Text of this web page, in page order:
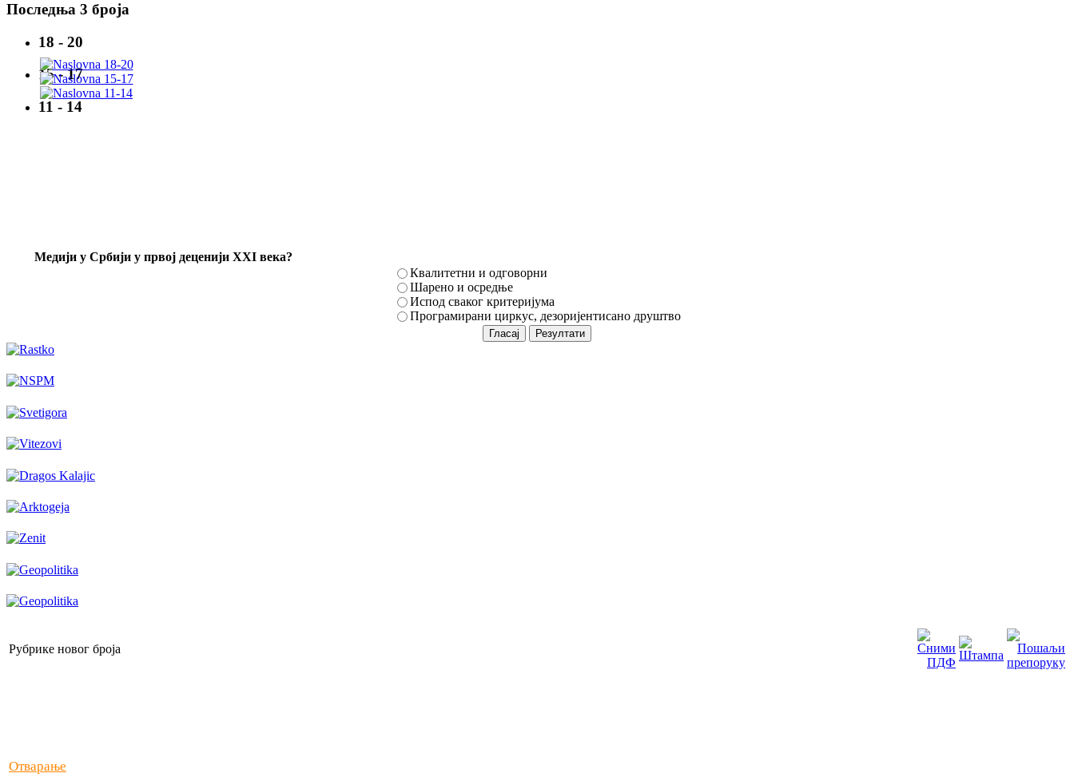
Последња 3 броја
18 - 20
15 - 17
11 - 14
Mедији у Србији у првој деценији XXI века?
Квалитетни и одговорни
Шарено и осредње
Испод сваког критеријума
Програмирани циркус, дезоријентисано друштво
Рубрике новог броја
Отварање